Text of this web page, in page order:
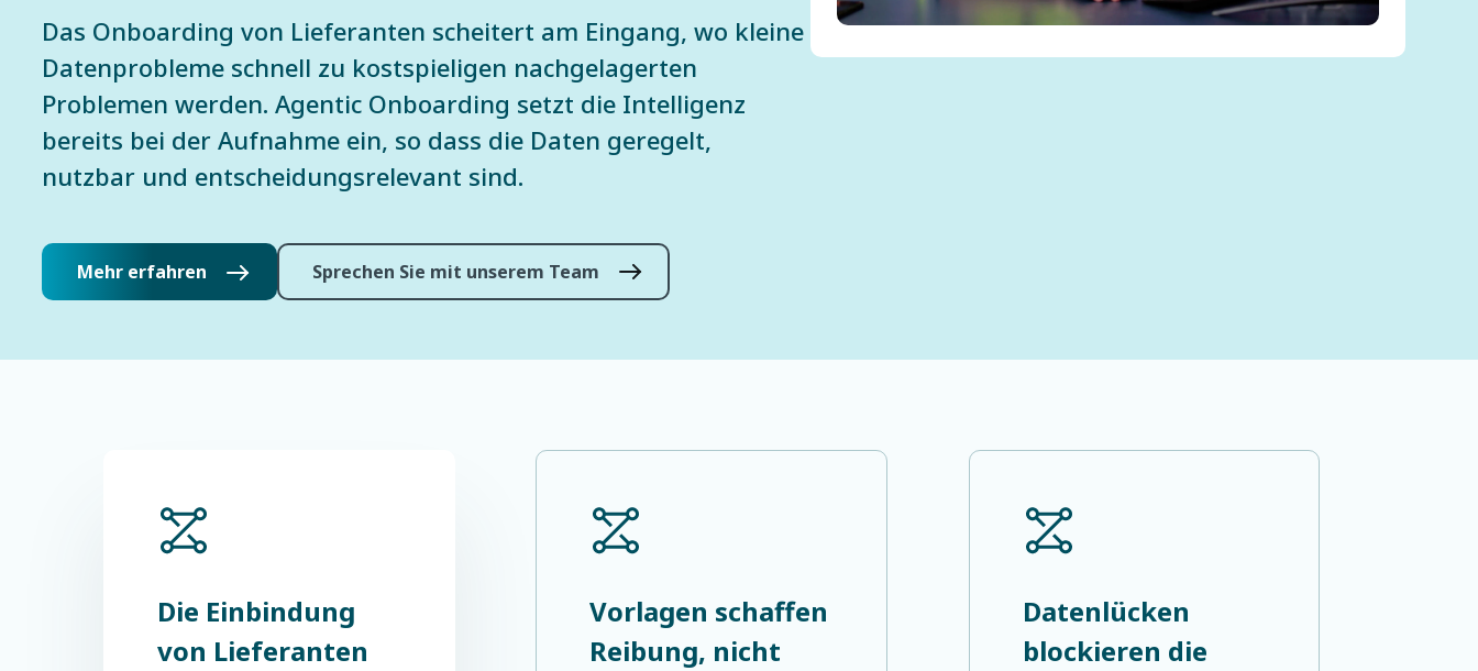
Das Onboarding von Lieferanten scheitert am Eingang, wo kleine
Datenprobleme schnell zu kostspieligen nachgelagerten
Problemen werden. Agentic Onboarding setzt die Intelligenz
bereits bei der Aufnahme ein, so dass die Daten geregelt,
nutzbar und entscheidungsrelevant sind.
Mehr erfahren Sprechen Sie mit unserem Team
Die Einbindung
von Lieferanten
Vorlagen schaffen
Reibung, nicht
Datenlücken
blockieren die